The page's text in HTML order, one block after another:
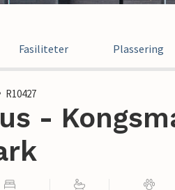
Fasiliteter Plassering
R10427
-